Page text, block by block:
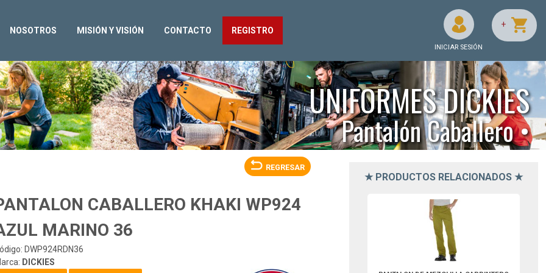
NOSOTROS MISIÓN Y VISIÓN CONTACTO REGISTRO
INICIAR SESIÓN
+
UNIFORMES DICKIES
Pantalón Caballero •
REGRESAR
CABALLERO KHAKI WP924
MARINO 36
DWP924RDN36
DICKIES
★ PRODUCTOS RELACIONADOS ★